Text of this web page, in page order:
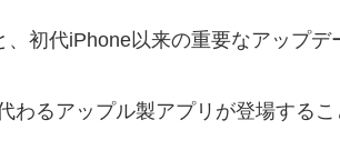
、初代iPhone以来の重要なアップ
わるアップル製アプリが登場する